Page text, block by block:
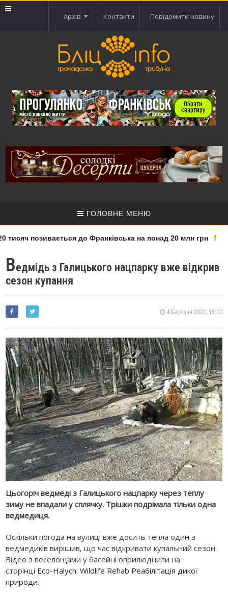
Архів Контакти Повідомити новину
ГОЛОВНЕ МЕНЮ
позивається до Франківська на понад 20 млн грн
Ведмідь з Галицького нацпарку вже відкрив
сезон купання
4 Березня 2020, 15:00
Цьогоріч ведмеді з Галицького нацпарку через теплу
зиму не впадали у сплячку. Трішки подрімала тільки одна
ведмедиця.
Оскільки погода на вулиці вже досить тепла один з
ведмедиків вирішив, що час відкривати купальний сезон.
Відео з веселощами у басейні оприлюднили на
сторінці Eco-Halych: Wildlife Rehab Реабілітація дикої
природи.